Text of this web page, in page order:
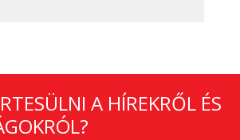
A HÍREKRŐL ÉS